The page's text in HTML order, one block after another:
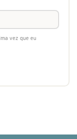
vez que eu